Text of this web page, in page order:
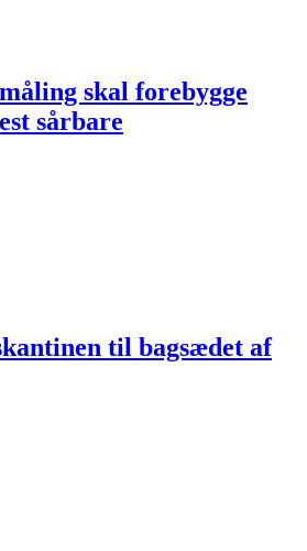
skal fore­bygge
sårbare
til bag­sædet af